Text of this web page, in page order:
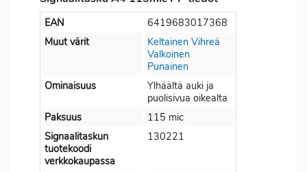
EAN
6419683017368
Muut värit
Keltainen Vihreä
Valkoinen
Punainen
Ominaisuus
Ylhäältä auki ja
puolisivua oikealta
Paksuus
115 mic
Signaalitaskun
tuotekoodi
verkkokaupassa
130221